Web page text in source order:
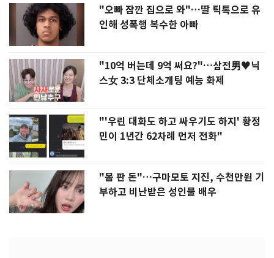
"오빠 잠깐 집으로 와"…딸 틱톡으로 유
인해 성폭행 복수한 아빠
"10억 버는데 9억 써요?"…삼전男♥닉
스女 3:3 단체소개팅 예능 화제
"'우린 대화도 하고 싸우기도 하지' 황정
민이 1년간 62차례 먼저 전화"
"몸 판 돈"…구마모토 지진, 수천만원 기
부하고 비난받은 성인물 배우